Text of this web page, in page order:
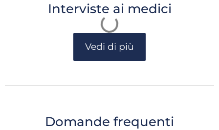
Interviste ai medici
Vedi di più
Domande frequenti